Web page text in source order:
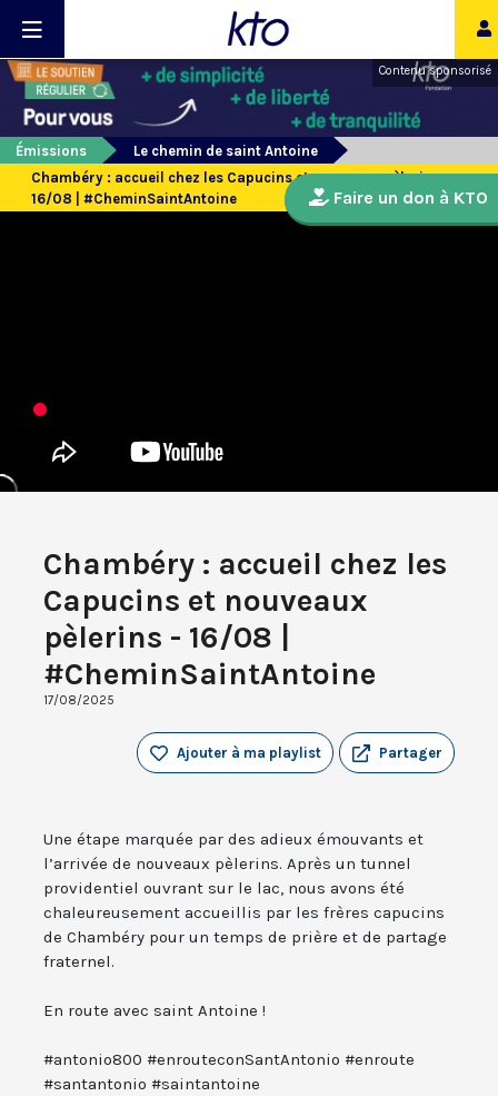
Contenu sponsorisé
Émissions
Le chemin de saint Antoine
Chambéry : accueil chez les Capucins et nouveaux pèlerins -
16/08 | #CheminSaintAntoine
Chambéry : accueil chez les
Capucins et nouveaux
pèlerins - 16/08 |
#CheminSaintAntoine
17/08/2025
Partager
Ajouter à ma playlist
Une étape marquée par des adieux émouvants et
l’arrivée de nouveaux pèlerins. Après un tunnel
providentiel ouvrant sur le lac, nous avons été
chaleureusement accueillis par les frères capucins
de Chambéry pour un temps de prière et de partage
fraternel.
En route avec saint Antoine !
#antonio800 #enrouteconSantAntonio #enroute
#santantonio #saintantoine
Faire un don à KTO